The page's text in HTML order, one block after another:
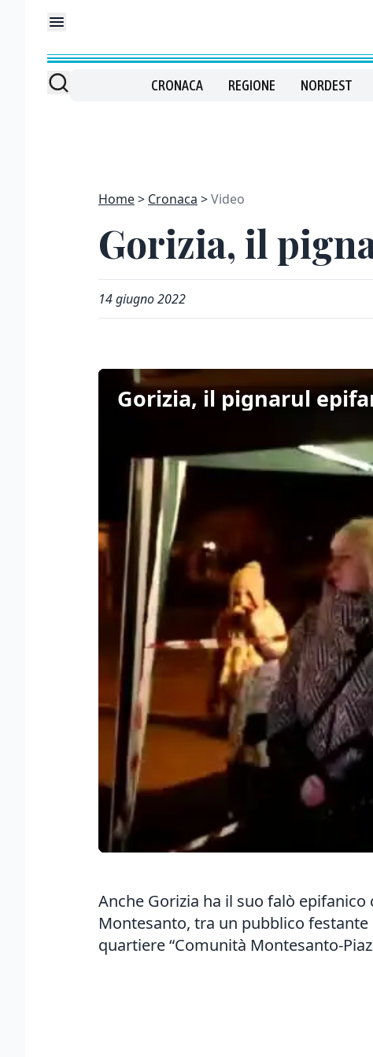
CRONACA REGIONE NORDEST
Home Cronaca Video
Gorizia, il
14 giugno 2022
Gorizia, il pignarul
Anche Gorizia ha il suo falò
Montesanto, tra un pubblico
quartiere “Comunità Montesanto-